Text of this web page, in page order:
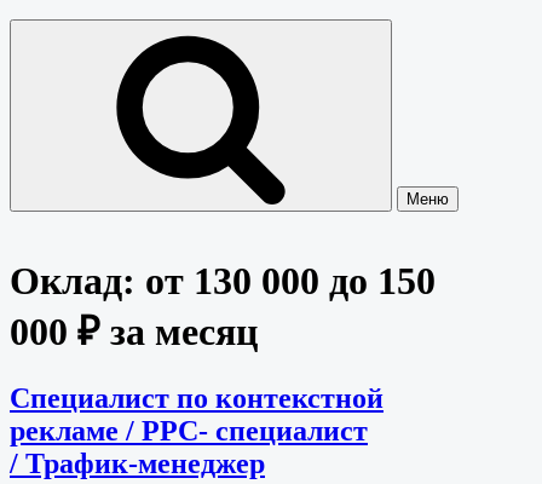
Меню
Оклад: от 130 000 до 150
000 ₽ за месяц
Специалист по контекстной
рекламе / PPC- специалист
/ Трафик-менеджер